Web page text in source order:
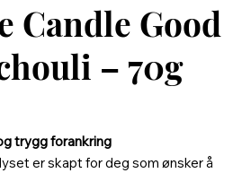
Candle Good
– 70g
trygg forankring
er skapt for deg som ønsker å